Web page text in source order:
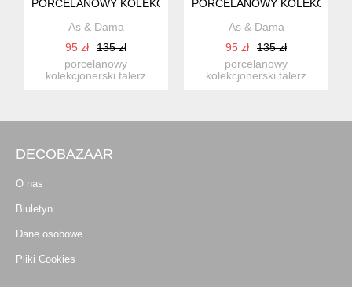
PORCELANOWY KOLEKCJONERSKI TALERZ FRANKLIN
As & Dama
95 zł
135 zł
porcelanowy
kolekcjonerski talerz
PORCELANOWY
As & Dama
95 zł
135 zł
porcelanowy
kolekcjonerski talerz
DECOBAZAAR
O nas
Biuletyn
Dane osobowe
Pliki Cookies